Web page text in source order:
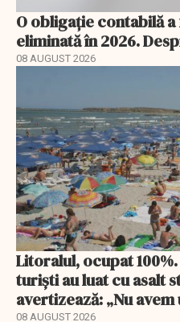
O obligație contabilă
eliminată în 2026.
08 AUGUST 2026
Litoralul, ocupat
turiști au luat cu asalt
avertizează: „Nu
08 AUGUST 2026